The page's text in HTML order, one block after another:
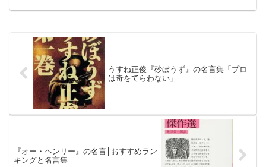
うすね正俊『砂ぼうず』の名言集「プロ
は奇をてらわない」
『オー・ヘンリー』の名言│おすすめラン
キングと名言集